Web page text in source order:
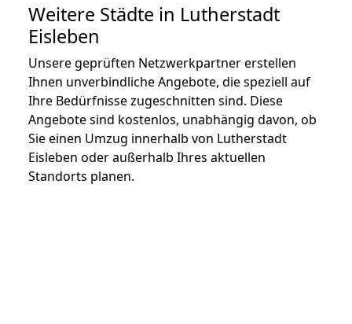
Weitere Städte in Lutherstadt
Eisleben
Unsere geprüften Netzwerkpartner erstellen
Ihnen unverbindliche Angebote, die speziell auf
Ihre Bedürfnisse zugeschnitten sind. Diese
Angebote sind kostenlos, unabhängig davon, ob
Sie einen Umzug innerhalb von Lutherstadt
Eisleben oder außerhalb Ihres aktuellen
Standorts planen.